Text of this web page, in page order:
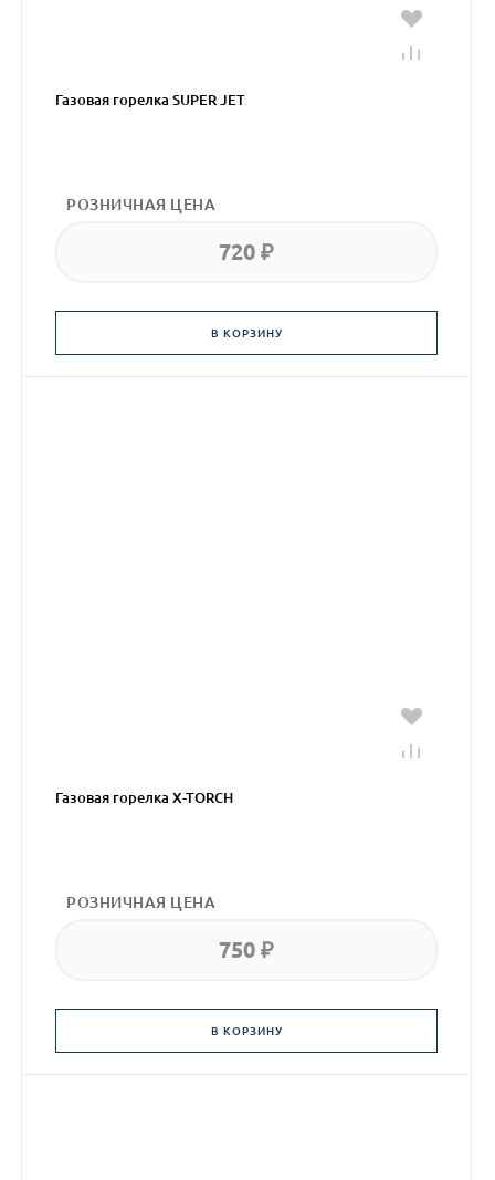
Газовая горелка SUPER JET
РОЗНИЧНАЯ ЦЕНА
720 ₽
В КОРЗИНУ
Газовая горелка X-TORCH
РОЗНИЧНАЯ ЦЕНА
750 ₽
В КОРЗИНУ